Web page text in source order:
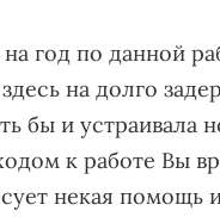
год по данной
на долго
бы и устраивала
к работе Вы
некая